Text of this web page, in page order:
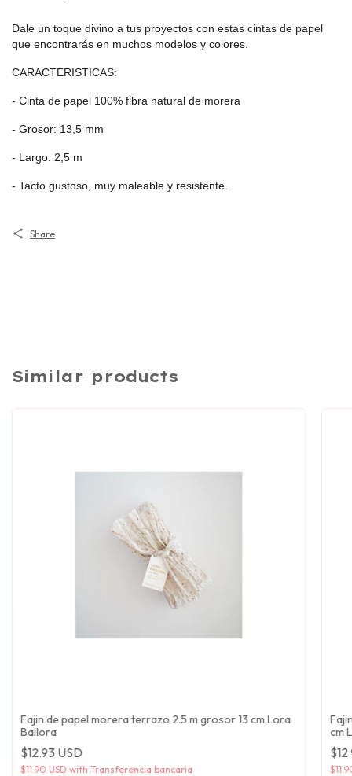
Dale un toque divino a tus proyectos con estas cintas de papel
que encontrarás en muchos modelos y colores.
CARACTERISTICAS:
- Cinta de papel 100% fibra natural de morera
- Grosor: 13,5 mm
- Largo: 2,5 m
- Tacto gustoso, muy maleable y resistente.
Share
Similar products
Fajin de papel morera terrazo 2.5 m grosor 13 cm Lora
Bailora
$12.93 USD
$11.90 USD with Transferencia bancaria
cm